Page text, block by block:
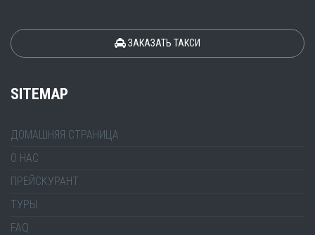
ЗАКАЗАТЬ ТАКСИ
SITEMAP
ДОМАШНЯЯ СТРАНИЦА
О НАС
ПРЕЙСКУРАНТ
ТУРЫ
FAQ